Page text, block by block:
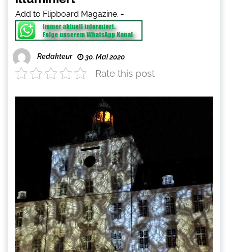
Add to Flipboard Magazine. -
Redakteur 30. Mai 2020
Rate this post